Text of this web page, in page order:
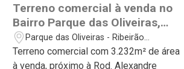
Terreno comercial à venda no
Bairro Parque das Oliveiras,
próximo à Rod. Alexandre
Balbo - Ribeirão Preto/SP.
Parque das Oliveiras - Ribeirão
Preto/SP
Terreno comercial com 3.232m² de área
à venda, próximo à Rod. Alexandre